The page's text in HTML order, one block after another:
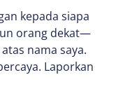
kepada siapa
orang dekat—
nama saya.
Laporkan